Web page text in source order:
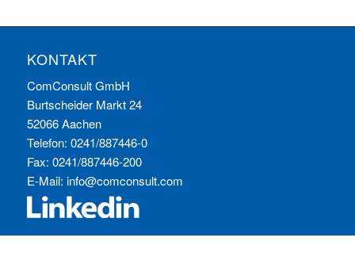
KONTAKT
ComConsult GmbH
Burtscheider Markt 24
52066 Aachen
Telefon: 0241/887446-0
Fax: 0241/887446-200
E-Mail: info@comconsult.com